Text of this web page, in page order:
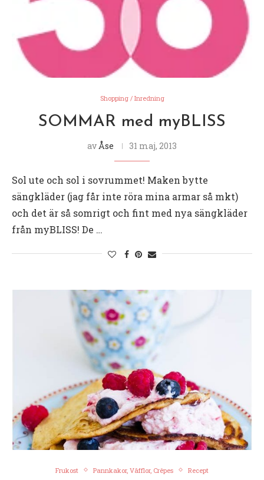
Shopping / Inredning
SOMMAR med myBLISS
av Åse 31 maj, 2013
Sol ute och sol i sovrummet! Maken bytte
sängkläder (jag får inte röra mina armar så mkt)
och det är så somrigt och fint med nya sängkläder
från myBLISS! De …
Frukost Pannkakor, Våfflor, Crêpes Recept